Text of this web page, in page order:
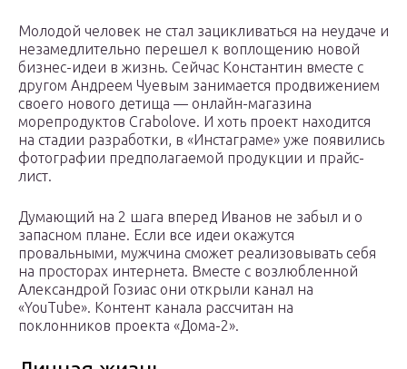
Молодой человек не стал зацикливаться на неудаче и
незамедлительно перешел к воплощению новой
бизнес-идеи в жизнь. Сейчас Константин вместе с
другом Андреем Чуевым занимается продвижением
своего нового детища — онлайн-магазина
морепродуктов Crabolove. И хоть проект находится
на стадии разработки, в «Инстаграме» уже появились
фотографии предполагаемой продукции и прайс-
лист.
Думающий на 2 шага вперед Иванов не забыл и о
запасном плане. Если все идеи окажутся
провальными, мужчина сможет реализовывать себя
на просторах интернета. Вместе с возлюбленной
Александрой Гозиас они открыли канал на
«YouTube». Контент канала рассчитан на
поклонников проекта «Дома-2».